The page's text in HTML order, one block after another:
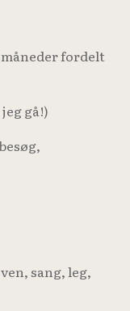
fordelt
gå!)
sang, leg,